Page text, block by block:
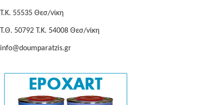
Τ.Κ. 55535 Θεσ/νίκη
Τ.Θ. 50792 Τ.Κ. 54008 Θεσ/νίκη
info@doumparatzis.gr